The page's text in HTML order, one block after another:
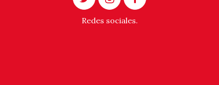
Redes sociales.